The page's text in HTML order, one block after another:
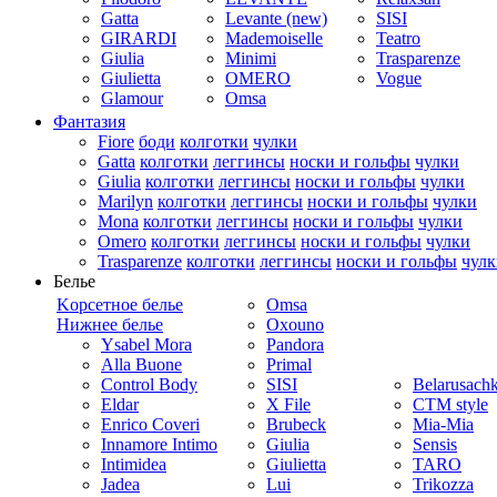
Gatta
GIRARDI
Giulia
Giulietta
Glamour
Levante (new)
Mademoiselle
Minimi
OMERO
Omsa
SISI
Teatro
Trasparenze
Vogue
Фантазия
Fiore боди колготки чулки
Gatta колготки леггинсы носки и гольфы чулки
Giulia колготки леггинсы носки и гольфы чулки
Marilyn колготки леггинсы носки и гольфы чулки
Mona колготки леггинсы носки и гольфы чулки
Omero колготки леггинсы носки и гольфы чулки
Trasparenze колготки леггинсы носки и гольфы
Белье
Kорсетное белье
Нижнее белье
Ysabel Mora
Alla Buone
Control Body
Eldar
Enrico Coveri
Innamore Intimo
Intimidea
Jadea
Omsa
Oxouno
Pandora
Primal
SISI
X File
Brubeck
Giulia
Giulietta
Lui
CTM style
Mia-Mia
Sensis
TARO
Trikozza